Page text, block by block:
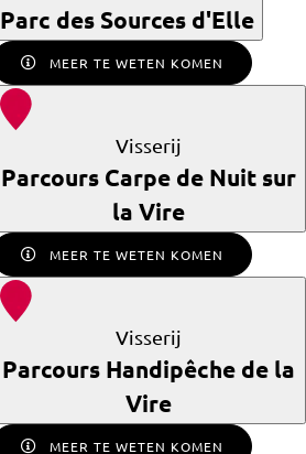
Parc des Sources d'Elle
MEER TE WETEN KOMEN
Visserij
Parcours Carpe de Nuit sur
la Vire
MEER TE WETEN KOMEN
Visserij
Parcours Handipêche de la
Vire
MEER TE WETEN KOMEN